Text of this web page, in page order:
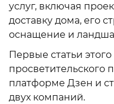
услуг, включая
доставку дома, его
оснащение и
Первые статьи
просветительского
платформе Дзен и
двух компаний.